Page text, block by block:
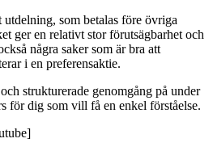
utdelning, som betalas före övriga
ger en relativt stor förutsägbarhet och
några saker som är bra att
i en preferensaktie.
strukturerade genomgång på under
för dig som vill få en enkel förståelse.